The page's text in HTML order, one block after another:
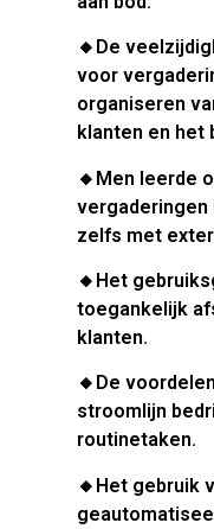
🔸De
voor
organiseren
klanten en het
🔸Men leerde
vergaderingen
zelfs met
🔸Het
toegankelijk
klanten.
🔸De
stroomlijn
routinetaken.
🔸Het gebruik